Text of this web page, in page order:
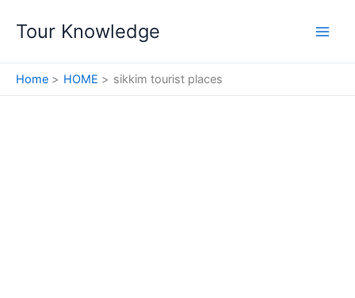
Tour Knowledge
Home HOME sikkim tourist places